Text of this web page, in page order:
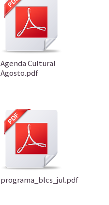
Agenda Cultural
Agosto.pdf
programa_blcs_jul.pdf